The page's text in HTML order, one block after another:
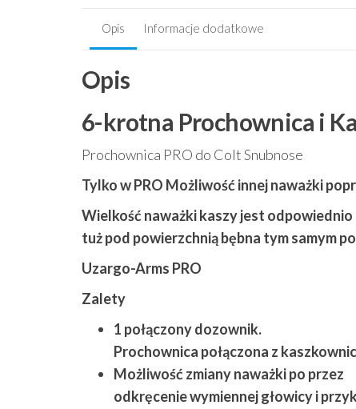
Opis Informacje dodatkowe
Opis
6-krotna Prochownica i
Prochownica PRO do Colt Snubnose
Tylko w PRO Możliwość innej naważki
Wielkość naważki kaszy jest
tuż pod powierzchnią bębna tym samym
Uzargo-Arms PRO
Zalety
1 połączony dozownik.
Prochownica połączona z
Możliwość zmiany naważki po przez
odkręcenie wymiennej głowicy i